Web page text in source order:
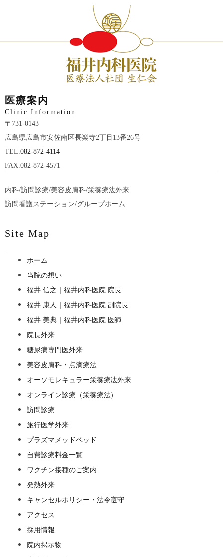
医療案内
Clinic Information
〒731-0143
広島県広島市安佐南区長楽寺2丁目13番26号
TEL.082-872-4114
FAX.082-872-4571
内科/訪問診療/美容皮膚科/栄養療法外来
訪問看護ステーション/グループホーム
Site Map
ホーム
当院の想い
福井 信之｜福井内科医院 院長
福井 康人｜​福井内科医院 副院長
福井 美典｜​福井内科医院 医師
院長外来
糖尿病専門医外来
美容皮膚科・点滴療法
オーソモレキュラー栄養療法外来
オンライン診療（栄養療法）
訪問診療
旅行医学外来
プラズマメッドベッド
自費診療料金一覧
ワクチン接種のご案内
発熱外来
キャンセルポリシー・法令遵守
アクセス
採用情報
院内掲示物